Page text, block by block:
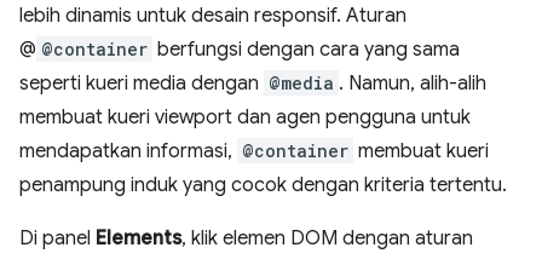
lebih dinamis untuk desain responsif. Aturan
@ @container berfungsi dengan cara yang sama
seperti kueri media dengan @media . Namun, alih-alih
membuat kueri viewport dan agen pengguna untuk
mendapatkan informasi, @container membuat kueri
penampung induk yang cocok dengan kriteria tertentu.
Di panel Elements, klik elemen DOM dengan aturan